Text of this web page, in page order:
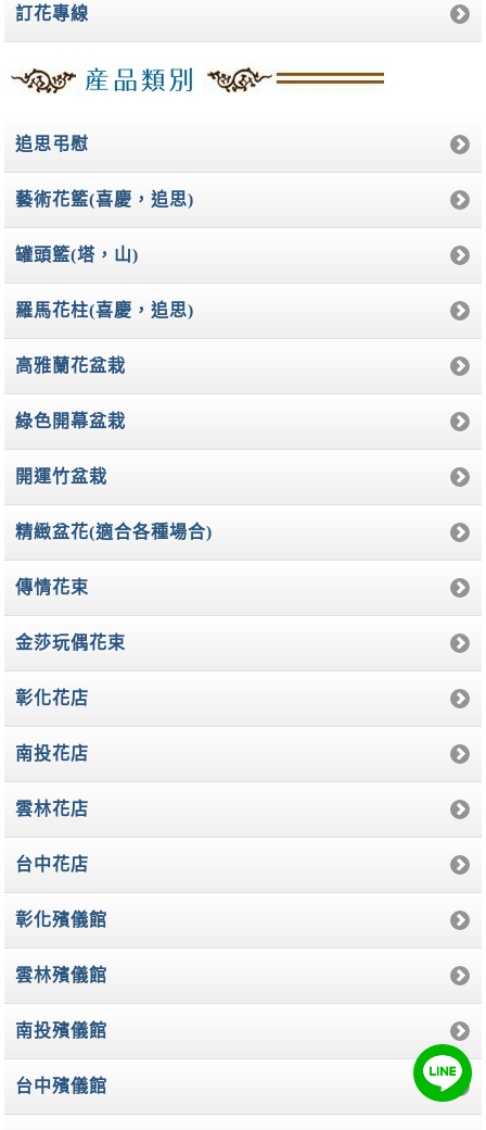
訂花專線
追思弔慰
藝術花籃(喜慶，追思)
罐頭籃(塔，山)
羅馬花柱(喜慶，追思)
高雅蘭花盆栽
綠色開幕盆栽
開運竹盆栽
精緻盆花(適合各種場合)
傳情花束
金莎玩偶花束
彰化花店
南投花店
雲林花店
台中花店
彰化殯儀館
雲林殯儀館
南投殯儀館
台中殯儀館